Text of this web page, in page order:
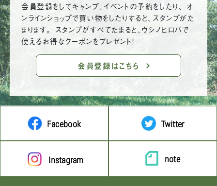
会員登録をしてキャンプ、イベントの予約をしたり、 オ
ンラインショップで買い物をしたりすると、スタンプがた
まります。 スタンプがすべてたまると、ウシノヒロバで
使えるお得なクーポンをプレゼント！
会員登録はこちら
Facebook Twitter
Instagram note